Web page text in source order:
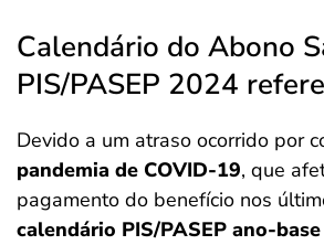
Calendário do Abono
PIS/PASEP 2024
Devido a um atraso ocorrido por
pandemia de COVID-19, que
pagamento do benefício nos
calendário PIS/PASEP ano-